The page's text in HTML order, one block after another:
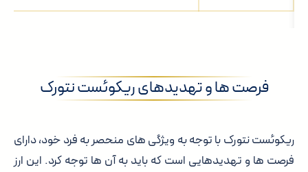
فرصت ها و تهدیدهای ریکوئست نتورک
ریکوئست نتورک با توجه به ویژگی های منحصر به فرد خود، دارای
فرصت ها و تهدیدهایی است که باید به آن ها توجه کرد. این ارز